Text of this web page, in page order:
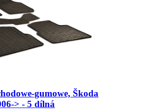
gumowe, Škoda
> - 5 dílná